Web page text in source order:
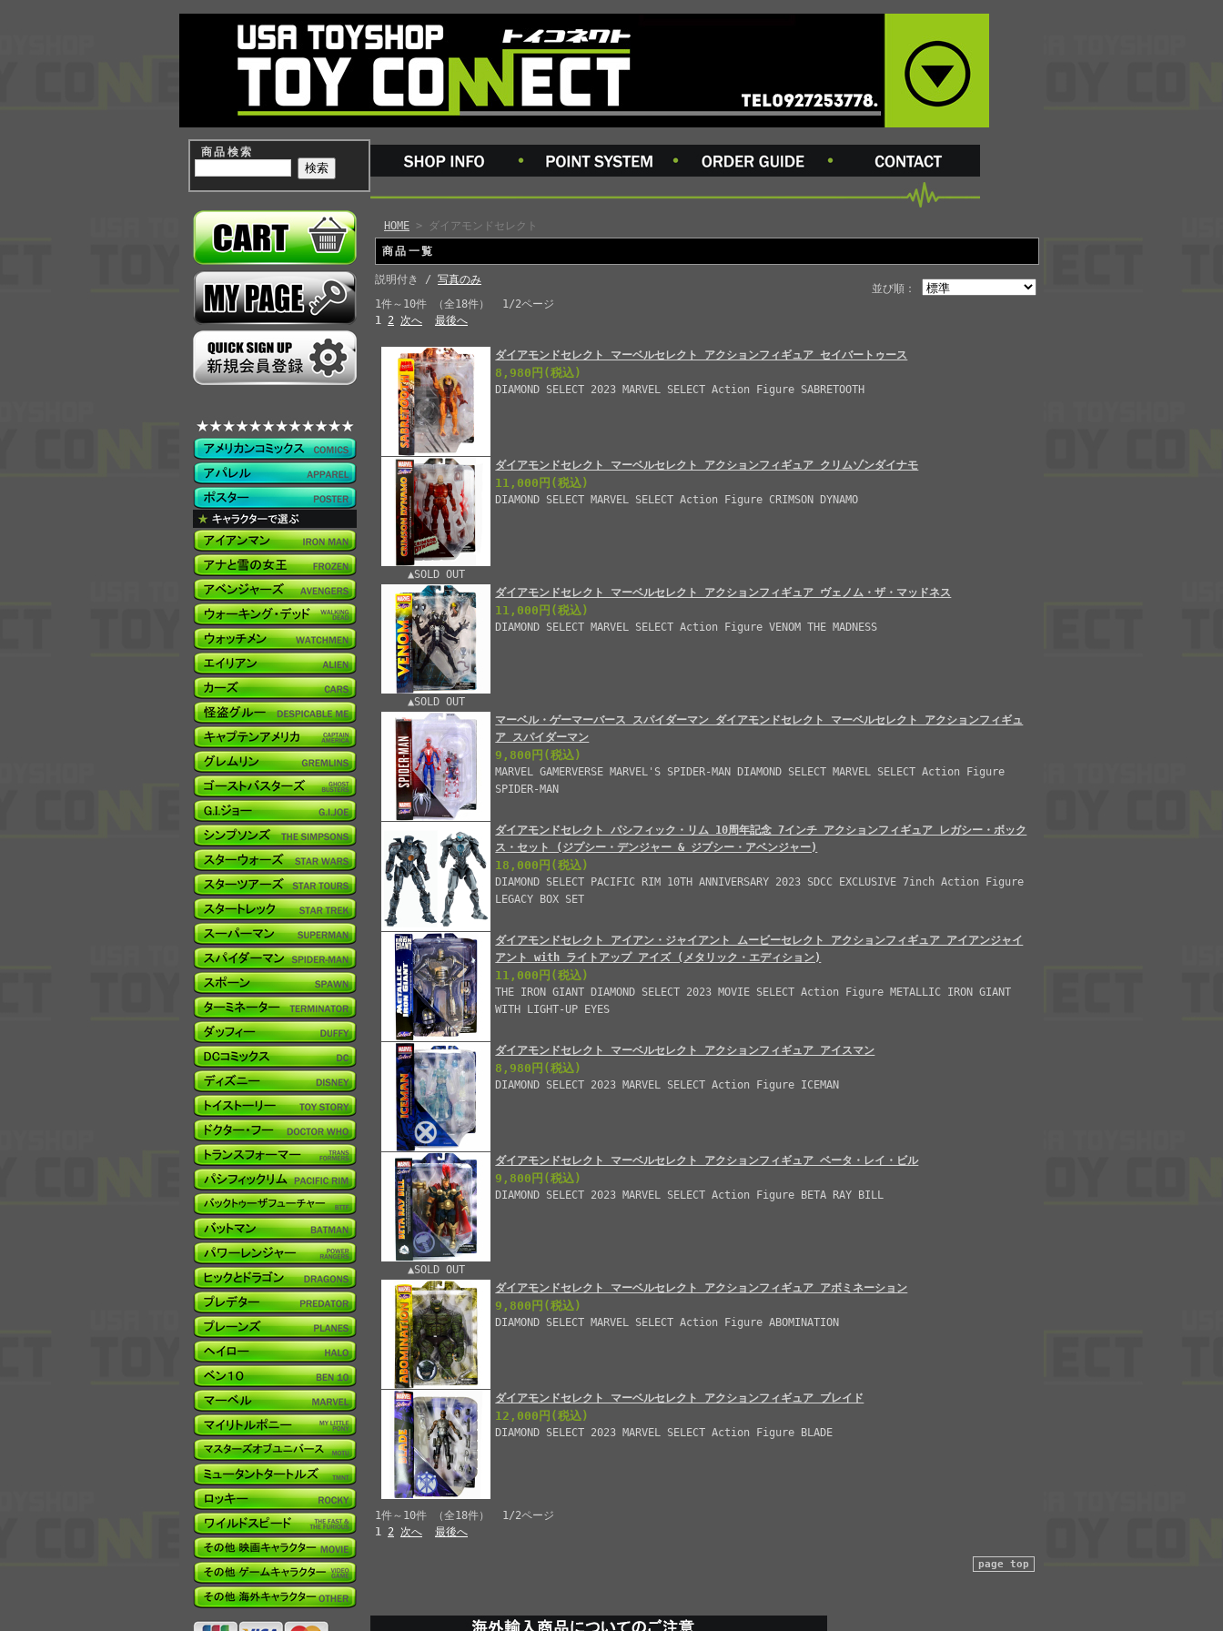
商品検索
HOME > ダイアモンドセレクト
商品一覧
並び順：
説明付き / 写真のみ
1件～10件 （全18件） 1/2ページ
1 2 次へ 最後へ
ダイアモンドセレクト マーベルセレクト アクションフィギュア セイバートゥース
8,980円 (税込)
DIAMOND SELECT 2023 MARVEL SELECT Action Figure SABRETOOTH
▲SOLD OUT
ダイアモンドセレクト マーベルセレクト アクションフィギュア クリムゾンダイナモ
11,000円 (税込)
DIAMOND SELECT MARVEL SELECT Action Figure CRIMSON DYNAMO
▲SOLD OUT
ダイアモンドセレクト マーベルセレクト アクションフィギュア ヴェノム・ザ・マッドネス
11,000円 (税込)
DIAMOND SELECT MARVEL SELECT Action Figure VENOM THE MADNESS
マーベル・ゲーマーバース スパイダーマン ダイアモンドセレクト マーベルセレクト アクションフィギュ
ア スパイダーマン
9,800円 (税込)
MARVEL GAMERVERSE MARVEL'S SPIDER-MAN DIAMOND SELECT MARVEL SELECT Action Figure
SPIDER-MAN
ダイアモンドセレクト パシフィック・リム 10周年記念 7インチ アクションフィギュア レガシー・ボック
ス・セット (ジプシー・デンジャー & ジプシー・アベンジャー)
18,000円 (税込)
DIAMOND SELECT PACIFIC RIM 10TH ANNIVERSARY 2023 SDCC EXCLUSIVE 7inch Action Figure
LEGACY BOX SET
ダイアモンドセレクト アイアン・ジャイアント ムービーセレクト アクションフィギュア アイアンジャイ
アント with ライトアップ アイズ (メタリック・エディション)
11,000円 (税込)
THE IRON GIANT DIAMOND SELECT 2023 MOVIE SELECT Action Figure METALLIC IRON GIANT
WITH LIGHT-UP EYES
ダイアモンドセレクト マーベルセレクト アクションフィギュア アイスマン
8,980円 (税込)
DIAMOND SELECT 2023 MARVEL SELECT Action Figure ICEMAN
▲SOLD OUT
ダイアモンドセレクト マーベルセレクト アクションフィギュア ベータ・レイ・ビル
9,800円 (税込)
DIAMOND SELECT 2023 MARVEL SELECT Action Figure BETA RAY BILL
ダイアモンドセレクト マーベルセレクト アクションフィギュア アボミネーション
9,800円 (税込)
DIAMOND SELECT MARVEL SELECT Action Figure ABOMINATION
ダイアモンドセレクト マーベルセレクト アクションフィギュア ブレイド
12,000円 (税込)
DIAMOND SELECT 2023 MARVEL SELECT Action Figure BLADE
1件～10件 （全18件） 1/2ページ
1 2 次へ 最後へ
page top